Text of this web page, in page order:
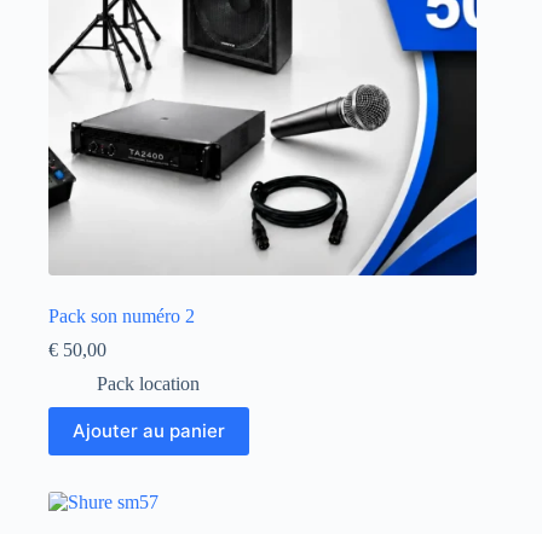
Pack son numéro 2
€ 50,00
Pack location
Ajouter au panier